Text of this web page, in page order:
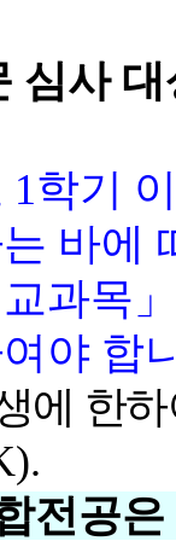
심사
1학기
바에
과목 」
야 합
에 한
전공